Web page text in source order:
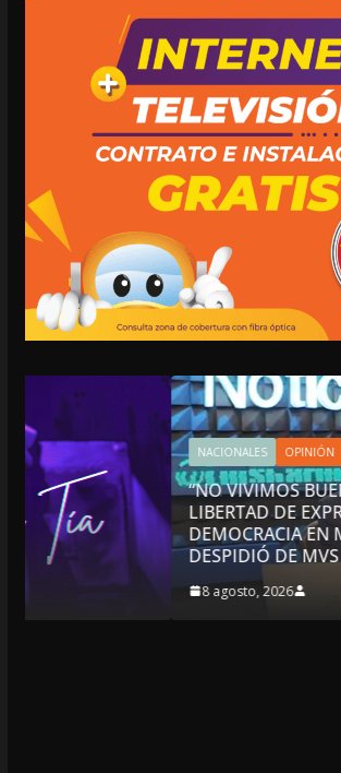
NACIONALES OPINIÓN
“NO VIVIMOS BUENOS
LIBERTAD DE EXPRESIÓN NI
DEMOCRACIA EN MÉXICO”:
DESPIDIÓ DE MVS
8 agosto, 2026